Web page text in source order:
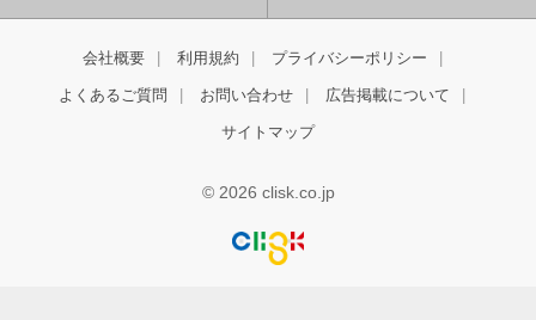
会社概要 利用規約 プライバシーポリシー
よくあるご質問 お問い合わせ 広告掲載について
サイトマップ
© 2026 clisk.co.jp